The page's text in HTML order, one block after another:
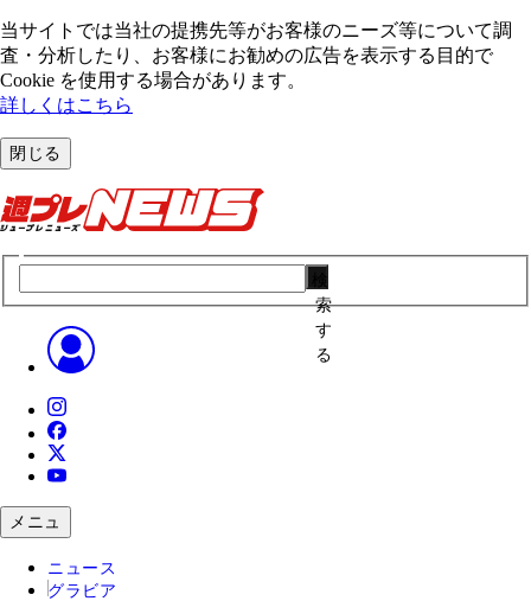
当サイトでは当社の提携先等がお客様のニーズ等について調
査・分析したり、お客様にお勧めの広告を表⽰する⽬的で
Cookie を使⽤する場合があります。
詳しくはこちら
閉じる
索
す
る
メニュ
ニュース
グラビア